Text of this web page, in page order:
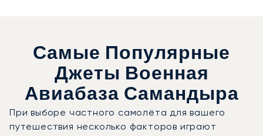
Самые Популярные
Джеты Военная
Авиабаза Самандыра
При выборе частного самолёта для вашего
путешествия несколько факторов играют